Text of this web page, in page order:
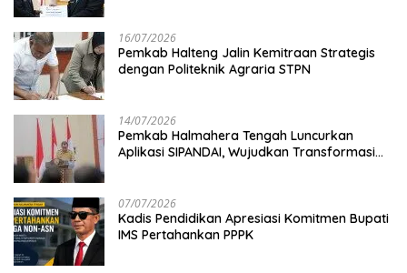
16/07/2026
Pemkab Halteng Jalin Kemitraan Strategis
dengan Politeknik Agraria STPN
14/07/2026
Pemkab Halmahera Tengah Luncurkan
Aplikasi SIPANDAI, Wujudkan Transformasi
07/07/2026
Kadis Pendidikan Apresiasi Komitmen Bupati
IMS Pertahankan PPPK